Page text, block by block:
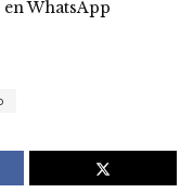
WhatsApp